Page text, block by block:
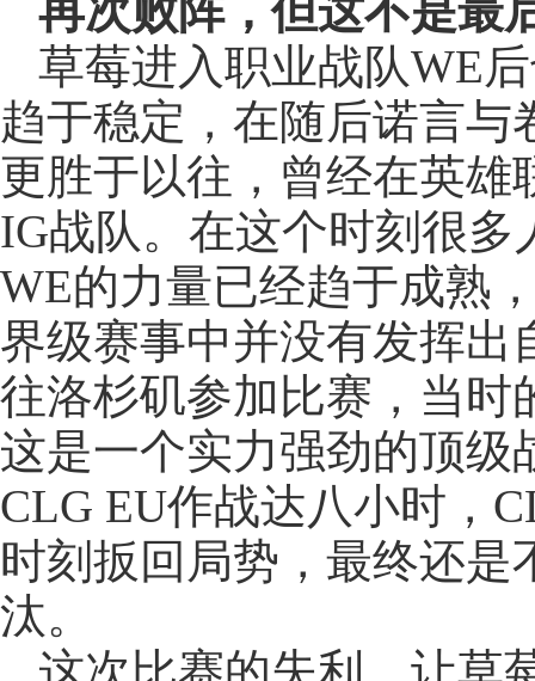
再次败阵，但这不是最
草莓进入职业战队WE
趋于稳定，在随后诺言与
更胜于以往，曾经在英雄
IG战队。在这个时刻很
WE的力量已经趋于成熟
界级赛事中并没有发挥
往洛杉矶参加比赛，当
这是一个实力强劲的顶级
CLG EU作战达八小时，
时刻扳回局势，最终还是
汰。